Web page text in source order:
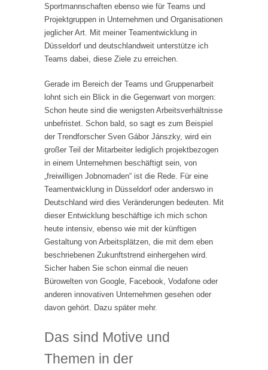
Sportmannschaften ebenso wie für Teams und
Projektgruppen in Unternehmen und Organisationen
jeglicher Art. Mit meiner Teamentwicklung in
Düsseldorf und deutschlandweit unterstütze ich
Teams dabei, diese Ziele zu erreichen.
Gerade im Bereich der Teams und Gruppenarbeit
lohnt sich ein Blick in die Gegenwart von morgen:
Schon heute sind die wenigsten Arbeitsverhältnisse
unbefristet. Schon bald, so sagt es zum Beispiel
der Trendforscher Sven Gábor Jánszky, wird ein
großer Teil der Mitarbeiter lediglich projektbezogen
in einem Unternehmen beschäftigt sein, von
„freiwilligen Jobnomaden“ ist die Rede. Für eine
Teamentwicklung in Düsseldorf oder anderswo in
Deutschland wird dies Veränderungen bedeuten. Mit
dieser Entwicklung beschäftige ich mich schon
heute intensiv, ebenso wie mit der künftigen
Gestaltung von Arbeitsplätzen, die mit dem eben
beschriebenen Zukunftstrend einhergehen wird.
Sicher haben Sie schon einmal die neuen
Bürowelten von Google, Facebook, Vodafone oder
anderen innovativen Unternehmen gesehen oder
davon gehört. Dazu später mehr.
Das sind Motive und
Themen in der